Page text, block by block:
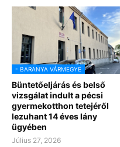
- BARANYA VÁRMEGYE
Büntetőeljárás és belső
vizsgálat indult a pécsi
gyermekotthon tetejéről
lezuhant 14 éves lány
ügyében
Július 27, 2026